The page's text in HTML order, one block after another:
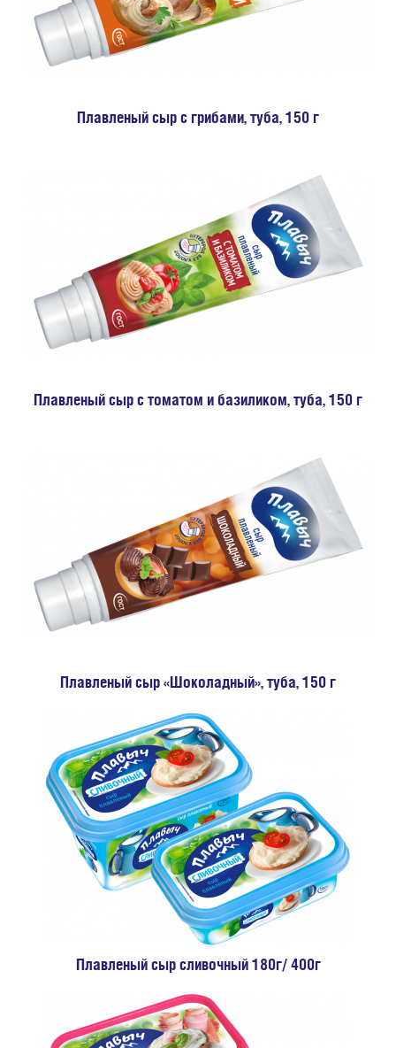
Плавленый сыр с грибами, туба, 150 г
Плавленый сыр с томатом и базиликом, туба, 150 г
Плавленый сыр «Шоколадный», туба, 150 г
Плавленый сыр сливочный 180г/ 400г